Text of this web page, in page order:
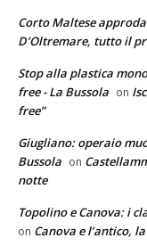
Corto Maltese
D’Oltremare, tutto il
Stop alla plastica
free - La Bussola on
free”
Giugliano: operaio
Bussola on
notte
Topolino e Canova: i
on Canova e l’antico,